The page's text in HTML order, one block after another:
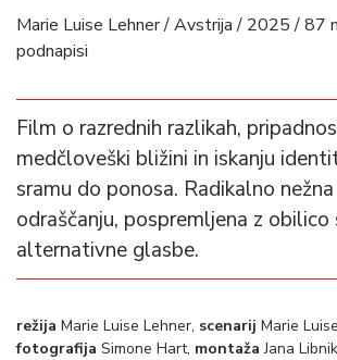
Marie Luise Lehner / Avstrija / 2025 / 87
podnapisi
Film o razrednih razlikah,
medčloveški bližini in iskanju
sramu do ponosa. Radikalno
odraščanju, pospremljena z obilico
alternativne glasbe.
režija Marie Luise Lehner, scenarij Marie
fotografija Simone Hart, montaža Jana